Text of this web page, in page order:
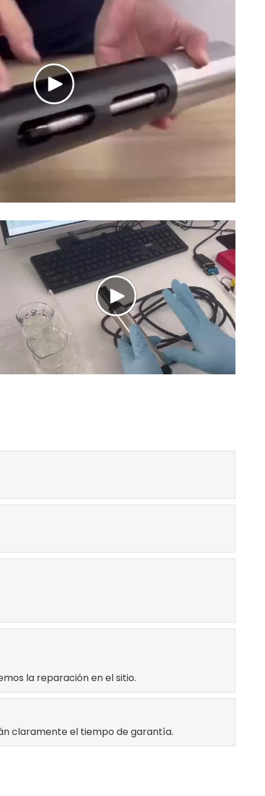
la reparación en el sitio.
claramente el tiempo de garantía.